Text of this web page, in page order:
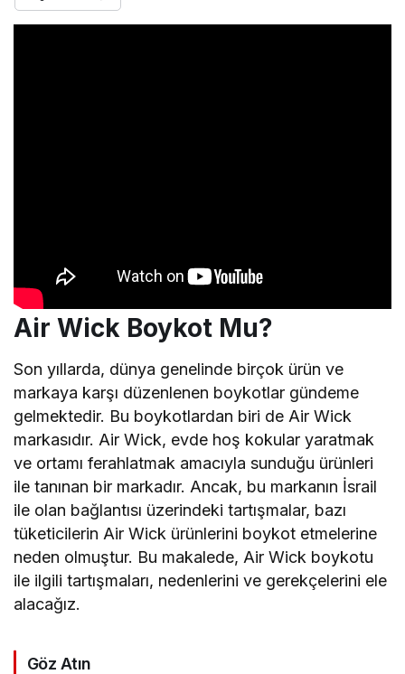
Air Wick Boykot Mu?
Son yıllarda, dünya genelinde birçok ürün ve
markaya karşı düzenlenen boykotlar gündeme
gelmektedir. Bu boykotlardan biri de Air Wick
markasıdır. Air Wick, evde hoş kokular yaratmak
ve ortamı ferahlatmak amacıyla sunduğu ürünleri
ile tanınan bir markadır. Ancak, bu markanın İsrail
ile olan bağlantısı üzerindeki tartışmalar, bazı
tüketicilerin Air Wick ürünlerini boykot etmelerine
neden olmuştur. Bu makalede, Air Wick boykotu
ile ilgili tartışmaları, nedenlerini ve gerekçelerini ele
alacağız.
Göz Atın